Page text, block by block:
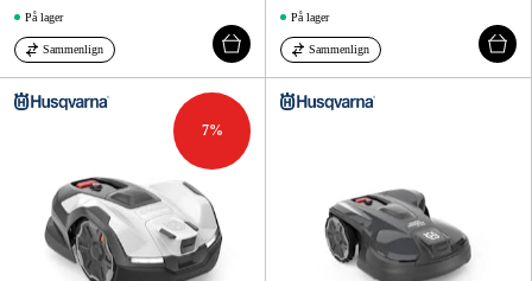
På lager
Sammenlign
På lager
Sammenlign
7%